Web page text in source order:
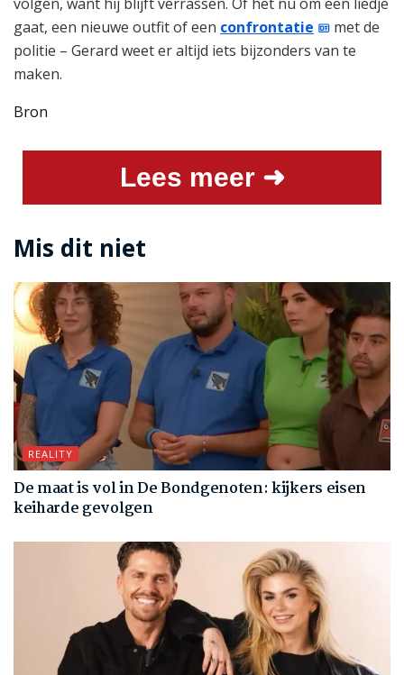
gaat, een nieuwe outfit of een confrontatie
met de
politie – Gerard weet er altijd iets bijzonders van te
maken.
Bron
Lees meer ➜
Mis dit niet
REALITY
De maat is vol in De Bondgenoten: kijkers eisen
keiharde gevolgen